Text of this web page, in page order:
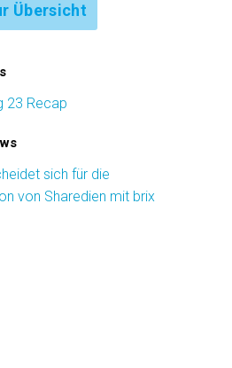
Übersicht
23 Recap
sich für die
von Sharedien mit brix